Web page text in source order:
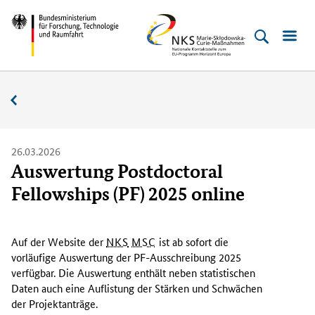
Direkt
zum
Inhalt
(Eingabetaste)
Direkt
zum
Hauptmenu
(Eingabetaste)
Direkt
zur
Suche
(Eingabetaste)
Direkt
zur
Fußleiste
(Enter)
Bundesministerium
und
NKS
MSC
26.03.2026
Auswertung Postdoctoral
Fellowships (PF) 2025 online
e
A
u
s
Auf der Website der NKS MSC ist ab sofort die
vorläufige Auswertung der PF-Ausschreibung 2025
verfügbar. Die Auswertung enthält neben statistischen
Daten auch eine Auflistung der Stärken und Schwächen
der Projektanträge.